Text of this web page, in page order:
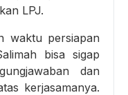
LPJ.
waktu persiapan
bisa sigap
dan
kerjasamanya.